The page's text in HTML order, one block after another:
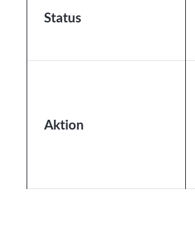
Status
Aktion